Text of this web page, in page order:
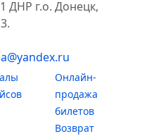
ДНР г.о. Донецк,
Онлайн-
продажа
билетов
Возврат